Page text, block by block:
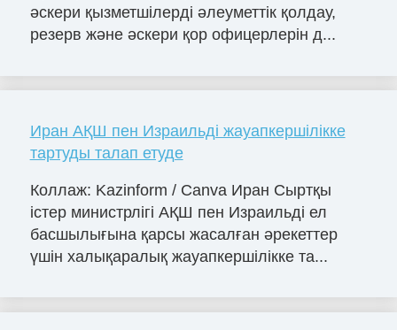
әскери қызметшілерді әлеуметтік қолдау,
резерв және әскери қор офицерлерін д...
Иран АҚШ пен Израильді жауапкершілікке
тартуды талап етуде
Коллаж: Kazinform / Canva Иран Сыртқы
істер министрлігі АҚШ пен Израильді ел
басшылығына қарсы жасалған әрекеттер
үшін халықаралық жауапкершілікке та...